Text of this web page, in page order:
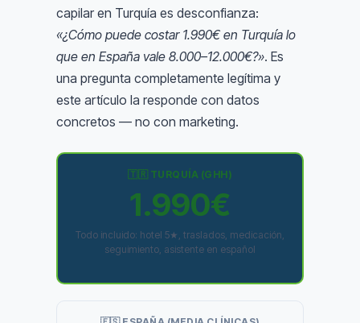
capilar en Turquía es desconfianza:
«¿Cómo puede costar 1.990€ en Turquía lo
que en España vale 8.000–12.000€?». Es
una pregunta completamente legítima y
este artículo la responde con datos
concretos — no con marketing.
🇹🇷 TURQUÍA (GHH)
1.990€
Todo incluido: hotel 5★, traslados, medicación,
seguimiento, asistente en español